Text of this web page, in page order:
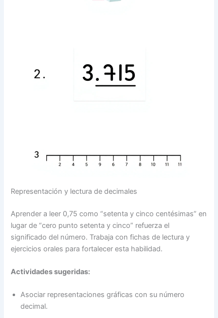
Representación y lectura de decimales
Aprender a leer 0,75 como “setenta y cinco centésimas” en
lugar de “cero punto setenta y cinco” refuerza el
significado del número. Trabaja con fichas de lectura y
ejercicios orales para fortalecer esta habilidad.
Actividades sugeridas:
Asociar representaciones gráficas con su número
decimal.